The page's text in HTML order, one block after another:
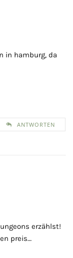
in hamburg, da
ANTWORTEN
erzählst!
preis…